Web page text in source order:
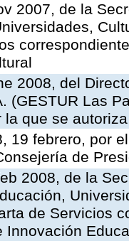
2007, de la
2008, del
(GESTUR Las
la que se
19 febrero, por
de
2008, de la
de Servicios
Innovación